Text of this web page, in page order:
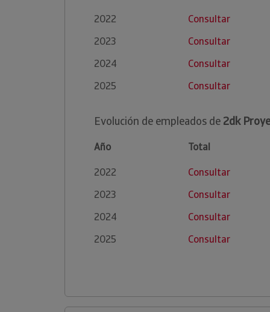
2022
Consultar
2023
Consultar
2024
Consultar
2025
Consultar
Evolución de empleados de 2dk
Año
Total
2022
Consultar
2023
Consultar
2024
Consultar
2025
Consultar